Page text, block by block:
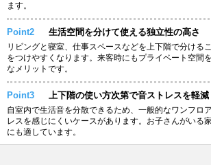
ます。
Point2 生活空間を分けて使える独立性の高さ
リビングと寝室、仕事スペースなどを上下階で分ける
をつけやすくなります。来客時にもプライベート空間
なメリットです。
Point3 上下階の使い方次第で音ストレスを軽減
自室内で生活音を分散できるため、一般的なワンフロ
レスを感じにくいケースがあります。お子さんがいる
にも適しています。